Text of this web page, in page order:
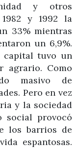
y otros
y 1992 la
33% mientras
un 6,9%.
capital tuvo un
agrario. Como
masivo de
Pero en vez
y la sociedad
social provocó
los barrios de
espantosas.